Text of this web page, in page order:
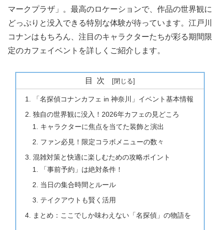
マークプラザ」。最高のロケーションで、作品の世界観に
どっぷりと没入できる特別な体験が待っています。江戸川
コナンはもちろん、注目のキャラクターたちが彩る期間限
定のカフェイベントを詳しくご紹介します。
目次
「名探偵コナンカフェ in 神奈川」イベント基本情報
独自の世界観に没入！2026年カフェの見どころ
キャラクターに焦点を当てた装飾と演出
ファン必見！限定コラボメニューの数々
混雑対策と快適に楽しむための攻略ポイント
「事前予約」は絶対条件！
当日の集合時間とルール
テイクアウトも賢く活用
まとめ：ここでしか味わえない「名探偵」の物語を